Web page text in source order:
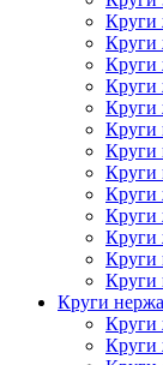
Круги
Круги
Круги
Круги
Круги
Круги
Круги
Круги
Круги
Круги
Круги